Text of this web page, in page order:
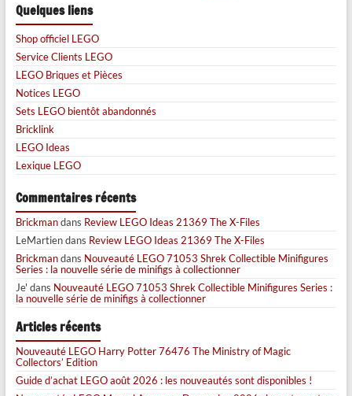
Quelques liens
Shop officiel LEGO
Service Clients LEGO
LEGO Briques et Pièces
Notices LEGO
Sets LEGO bientôt abandonnés
Bricklink
LEGO Ideas
Lexique LEGO
Commentaires récents
Brickmandans Review LEGO Ideas 21369 The X-Files
LeMartiendans Review LEGO Ideas 21369 The X-Files
Brickmandans Nouveauté LEGO 71053 Shrek Collectible Minifigures
Series : la nouvelle série de minifigs à collectionner
Je' dans Nouveauté LEGO 71053 Shrek Collectible Minifigures Series :
la nouvelle série de minifigs à collectionner
Articles récents
Nouveauté LEGO Harry Potter 76476 The Ministry of Magic
Collectors’ Edition
Guide d’achat LEGO août 2026 : les nouveautés sont disponibles !